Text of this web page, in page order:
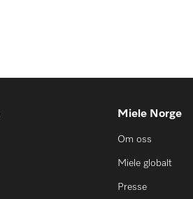
Miele Norge
Om oss
Miele globalt
Presse